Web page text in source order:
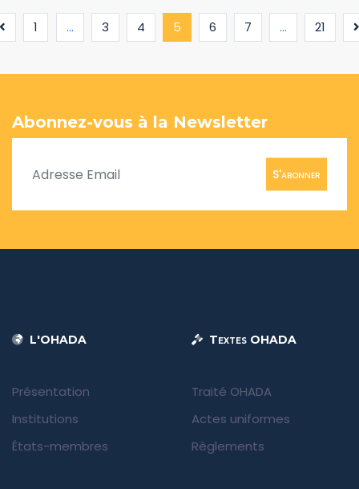
1 ... 3 4 5 (current)
6 7 ... 21
Abonnez-vous à la Newsletter
S'abonner
L'OHADA
Présentation
Institutions
États-membres
Textes OHADA
Traité OHADA
Actes uniformes
Règlements